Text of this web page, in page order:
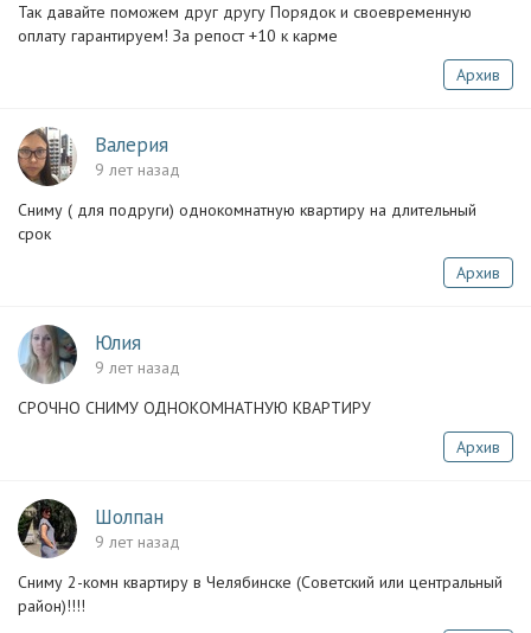
Так давайте поможем друг другу Порядок и своевременную
оплату гарантируем! За репост +10 к карме
Архив
Валерия
9 лет назад
Сниму ( для подруги) однокомнатную квартиру на длительный
срок
Архив
Юлия
9 лет назад
СРОЧНО СНИМУ ОДНОКОМНАТНУЮ КВАРТИРУ
Архив
Шолпан
9 лет назад
Сниму 2-комн квартиру в Челябинске (Советский или центральный
район)!!!!